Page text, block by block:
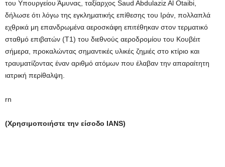
του Υπουργείου Άμυνας, ταξίαρχος Saud Abdulaziz Al Otaibi,
δήλωσε ότι λόγω της εγκληματικής επίθεσης του Ιράν, πολλαπλά
εχθρικά μη επανδρωμένα αεροσκάφη επιτέθηκαν στον τερματικό
σταθμό επιβατών (T1) του διεθνούς αεροδρομίου του Κουβέιτ
σήμερα, προκαλώντας σημαντικές υλικές ζημιές στο κτίριο και
τραυματίζοντας έναν αριθμό ατόμων που έλαβαν την απαραίτητη
ιατρική περίθαλψη.
rn
(Χρησιμοποιήστε την είσοδο IANS)